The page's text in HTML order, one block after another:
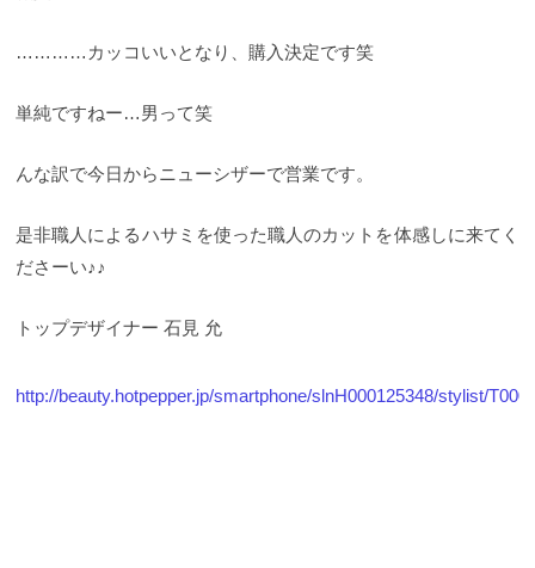
…………カッコいいとなり、購入決定です笑
単純ですねー…男って笑
んな訳で今日からニューシザーで営業です。
是非職人によるハサミを使った職人のカットを体感しに来てく
ださーい♪♪
トップデザイナー 石見 允
http://beauty.hotpepper.jp/smartphone/slnH000125348/stylist/